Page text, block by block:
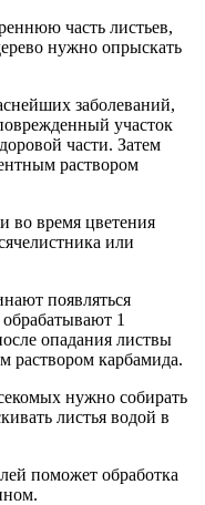
часть листьев,
нужно опрыскать
заболеваний,
участок
части. Затем
раствором
во время цветения
или
появляться
1
опадания листвы
раствором карбамида.
нужно собирать
листья водой в
поможет обработка